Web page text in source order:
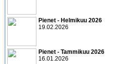
Pienet - Helmikuu 2026
19.02.2026
Pienet - Tammikuu 2026
16.01.2026